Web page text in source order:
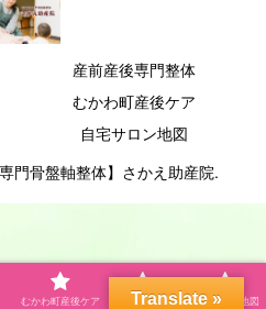
産前産後専門整体
むかわ町産後ケア
自宅サロン地図
門骨盤軸整体】さかえ助産院.
むかわ町産後ケア プロフィール 自宅サロン地図
Translate »